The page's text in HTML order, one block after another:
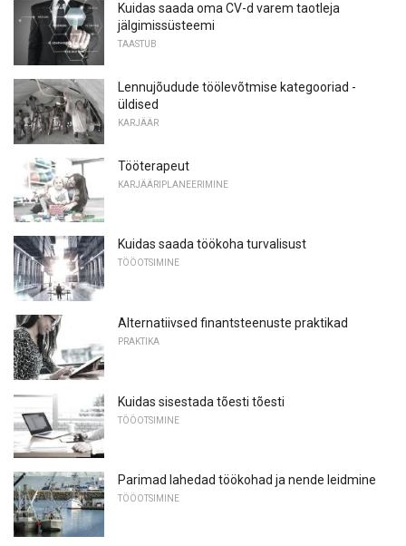
Kuidas saada oma CV-d varem taotleja
jälgimissüsteemi
TAASTUB
Lennujõudude töölevõtmise kategooriad -
üldised
KARJÄÄR
Tööterapeut
KARJÄÄRIPLANEERIMINE
Kuidas saada töökoha turvalisust
TÖÖOTSIMINE
Alternatiivsed finantsteenuste praktikad
PRAKTIKA
Kuidas sisestada tõesti tõesti
TÖÖOTSIMINE
Parimad lahedad töökohad ja nende leidmine
TÖÖOTSIMINE